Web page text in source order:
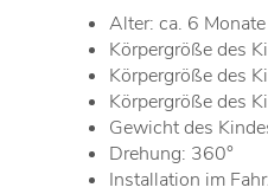
Alter: ca. 6 Monate
Körpergröße des
Körpergröße des
Körpergröße des
Gewicht des
Drehung: 360°
Installation im